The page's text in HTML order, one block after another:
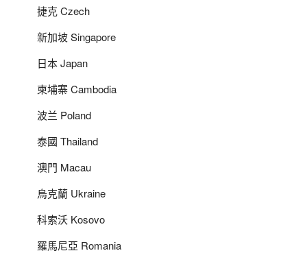
捷克 Czech
新加坡 Singapore
日本 Japan
柬埔寨 Cambodia
波兰 Poland
泰國 Thailand
澳門 Macau
烏克蘭 Ukraine
科索沃 Kosovo
羅馬尼亞 Romania